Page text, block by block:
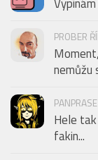
PROBER
nemůžu
Hele
fakin...